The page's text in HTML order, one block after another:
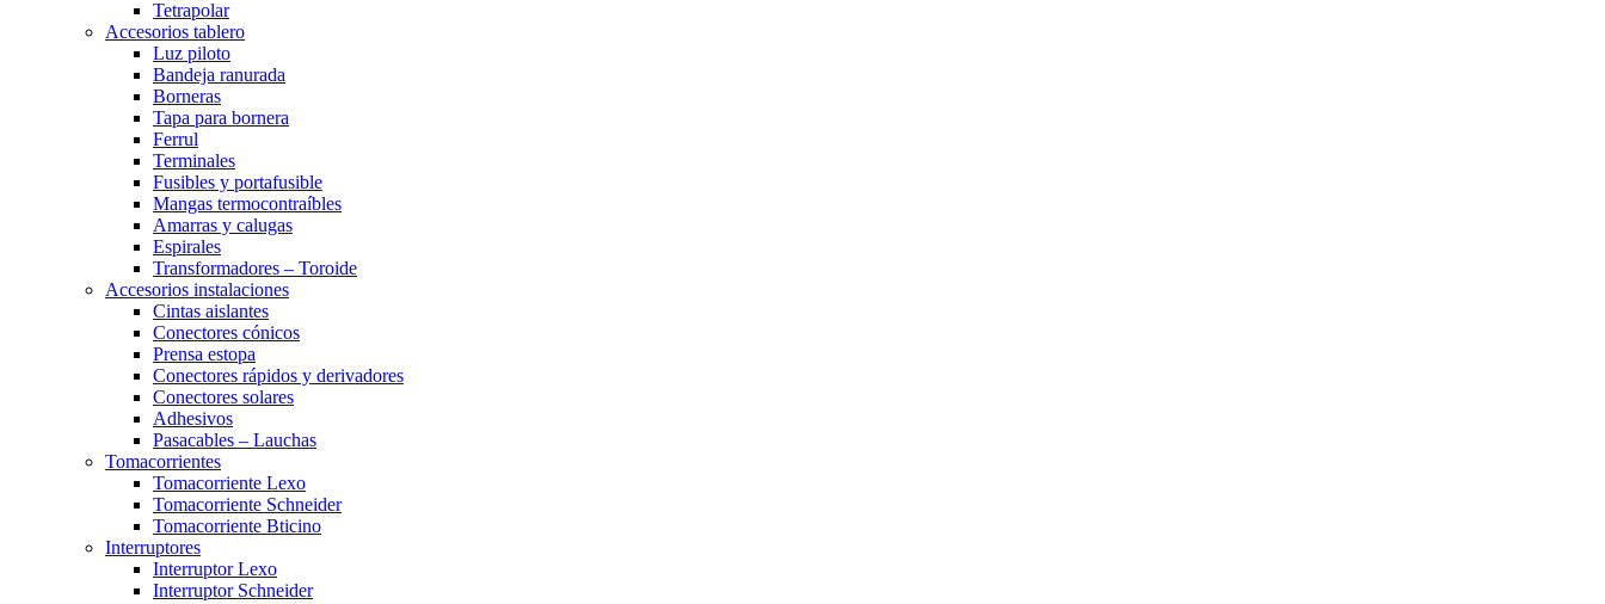
Tetrapolar
Accesorios tablero
Luz piloto
Bandeja ranurada
Borneras
Tapa para bornera
Ferrul
Terminales
Fusibles y portafusible
Mangas termocontraíbles
Amarras y calugas
Espirales
Transformadores – Toroide
Accesorios instalaciones
Cintas aislantes
Conectores cónicos
Prensa estopa
Conectores rápidos y derivadores
Conectores solares
Adhesivos
Pasacables – Lauchas
Tomacorrientes
Tomacorriente Lexo
Tomacorriente Schneider
Tomacorriente Bticino
Interruptores
Interruptor Lexo
Interruptor Schneider